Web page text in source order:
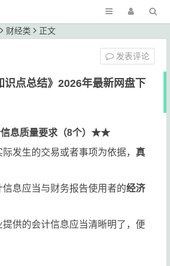
财经类 正文
识点总结》2026年最新网盘下
信息质量要求（8个）★★
际发生的交易或者事项为依据， 真
信息应当与财务报告使用者的经济
提供的会计信息应当清晰明了，便
发表评论